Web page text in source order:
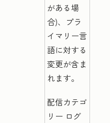
がある場
合)、プラ
イマリー言
語に対する
変更が含ま
れます。
配信カテゴ
リー ログ